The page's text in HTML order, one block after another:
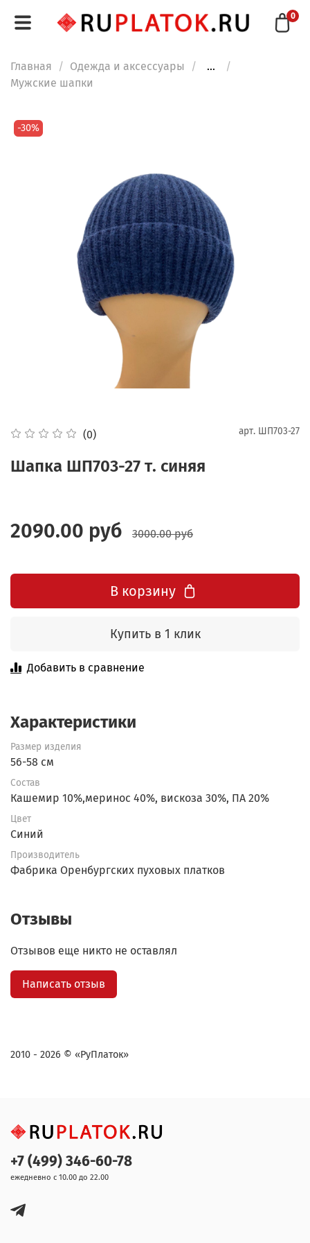
0
Главная Одежда и аксессуары
...
Мужские шапки
-30%
(0) арт. ШП703-27
Шапка ШП703-27 т. синяя
2090.00 руб 3000.00 руб
В корзину
Купить в 1 клик
Добавить в сравнение
Характеристики
Размер изделия
56-58 см
Состав
Кашемир 10%,меринос 40%, вискоза 30%, ПА 20%
Цвет
Синий
Производитель
Фабрика Оренбургских пуховых платков
Отзывы
Отзывов еще никто не оставлял
Написать отзыв
2010 - 2026 © «РуПлаток»
+7 (499) 346-60-78
ежедневно с 10.00 до 22.00